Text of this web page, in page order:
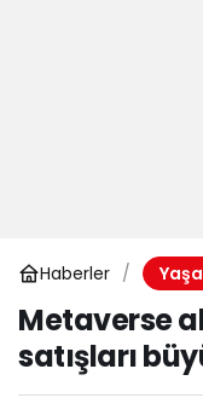
Haberler
Metaverse
satışları